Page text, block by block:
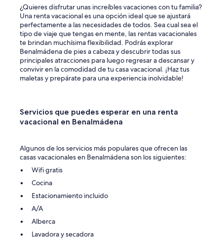
¿Quieres disfrutar unas increíbles vacaciones con tu familia?
Una renta vacacional es una opción ideal que se ajustará
perfectamente a las necesidades de todos. Sea cual sea el
tipo de viaje que tengas en mente, las rentas vacacionales
te brindan muchísima flexibilidad. Podrás explorar
Benalmádena de pies a cabeza y descubrir todas sus
principales atracciones para luego regresar a descansar y
convivir en la comodidad de tu casa vacacional. ¡Haz tus
maletas y prepárate para una experiencia inolvidable!
Servicios que puedes esperar en una renta
vacacional en Benalmádena
Algunos de los servicios más populares que ofrecen las
casas vacacionales en Benalmádena son los siguientes:
Wifi gratis
Cocina
Estacionamiento incluido
A/A
Alberca
Lavadora y secadora